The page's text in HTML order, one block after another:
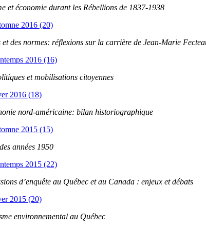
et économie durant les Rébellions de 1837-1938
2016 (20)
et des normes: réflexions sur la carrière de Jean-Marie
2016 (16)
et mobilisations citoyennes
2016 (18)
nord-américaine: bilan historiographique
2015 (15)
années 1950
2015 (22)
d’enquête au Québec et au Canada : enjeux et débats
2015 (20)
environnemental au Québec